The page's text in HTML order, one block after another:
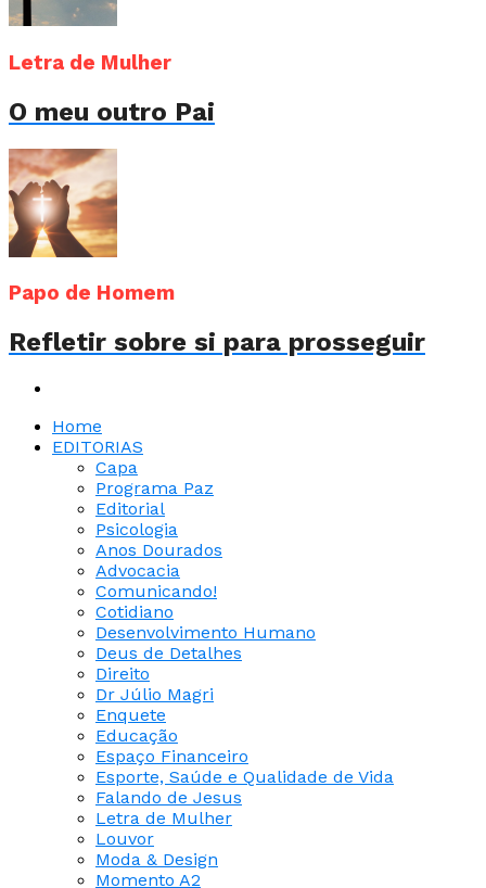
Letra de Mulher
O meu outro Pai
Papo de Homem
Refletir sobre si para prosseguir
Home
EDITORIAS
Capa
Programa Paz
Editorial
Psicologia
Anos Dourados
Advocacia
Comunicando!
Cotidiano
Desenvolvimento Humano
Deus de Detalhes
Direito
Dr Júlio Magri
Enquete
Educação
Espaço Financeiro
Esporte, Saúde e Qualidade de Vida
Falando de Jesus
Letra de Mulher
Louvor
Moda & Design
Momento A2